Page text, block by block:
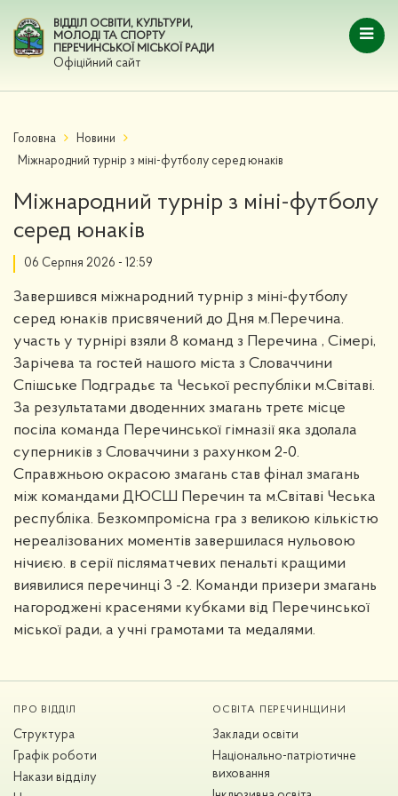
ВІДДІЛ ОСВІТИ, КУЛЬТУРИ,
МОЛОДІ ТА СПОРТУ
ПЕРЕЧИНСЬКОЇ МІСЬКОЇ РАДИ
Офіційний сайт
Головна
Новини
Міжнародний турнір з міні-футболу серед юнаків
Міжнародний турнір з міні-футболу
серед юнаків
06 Серпня 2026 - 12:59
Завершився міжнародний турнір з міні-футболу
серед юнаків присвячений до Дня м.Перечина.
участь у турнірі взяли 8 команд з Перечина , Сімері,
Зарічева та гостей нашого міста з Словаччини
Спішське Подградьє та Чеської республіки м.Світаві.
За результатами дводенних змагань третє місце
посіла команда Перечинської гімназії яка здолала
суперників з Словаччини з рахунком 2-0.
Справжньою окрасою змагань став фінал змагань
між командами ДЮСШ Перечин та м.Світаві Чеська
республіка. Безкомпромісна гра з великою кількістю
нереалізованих моментів завершилася нульовою
нічиєю. в серії післяматчевих пенальті кращими
виявилися перечинці 3 -2. Команди призери змагань
нагороджені красенями кубками від Перечинської
міської ради, а учні грамотами та медалями.
ПРО ВІДДІЛ
Структура
Графік роботи
Накази відділу
ОСВІТА ПЕРЕЧИНЩИНИ
Заклади освіти
Національно-патріотичне
виховання